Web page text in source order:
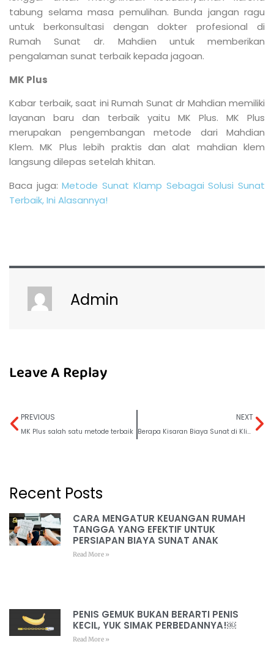
tabung selama masa pemulihan. Bunda jangan ragu
untuk berkonsultasi dengan dokter profesional di
Rumah Sunat dr. Mahdien untuk memberikan
pengalaman sunat terbaik kepada jagoan.
MK Plus
Kabar terbaik, saat ini Rumah Sunat dr Mahdian memiliki
layanan baru dan terbaik yaitu MK Plus. MK Plus
merupakan pengembangan metode dari Mahdian
Klem. MK Plus lebih praktis dan alat mahdian klem
langsung dilepas setelah khitan.
Baca juga:Metode Sunat Klamp Sebagai Solusi Sunat
Terbaik, Ini Alasannya!
Admin
Leave A Replay
PREVIOUS
MK Plus salah satu metode terbaik
NEXT
Berapa Kisaran Biaya Sunat di Klinik untuk Anak?
Recent Posts
CARA MENGATUR KEUANGAN RUMAH
TANGGA YANG EFEKTIF UNTUK
PERSIAPAN BIAYA SUNAT ANAK
Read More »
PENIS GEMUK BUKAN BERARTI PENIS
KECIL, YUK SIMAK PERBEDANNYA!￼
Read More »